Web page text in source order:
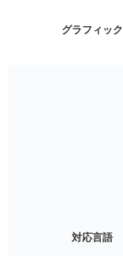
グラフィック
対応言語